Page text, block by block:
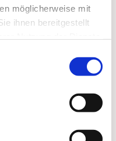
möglicherweise mit
ihnen bereitgestellt